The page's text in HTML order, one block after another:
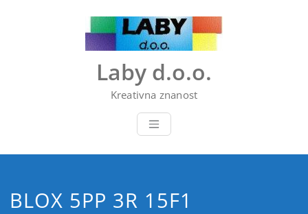
Laby d.o.o.
Kreativna znanost
BLOX 5PP 3R 15F1